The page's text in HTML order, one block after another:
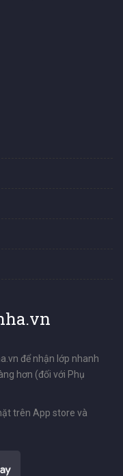
để nhận lớp nhanh
hơn (đối với Phụ
trên App store và